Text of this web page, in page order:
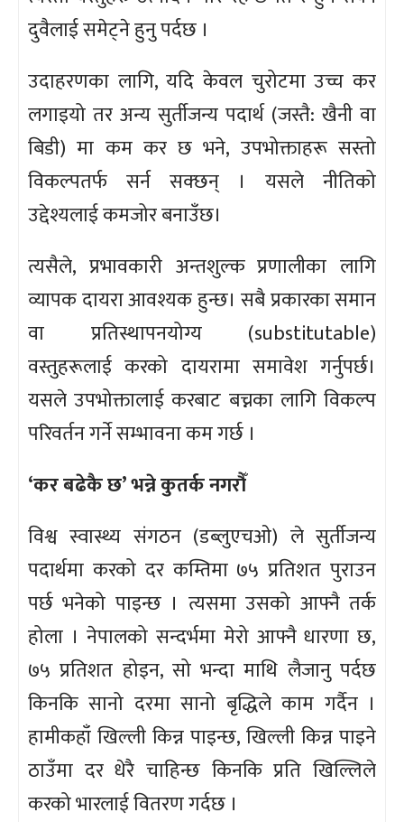
दुवैलाई समेट्ने हुनु पर्दछ ।
उदाहरणका लागि, यदि केवल चुरोटमा उच्च कर
लगाइयो तर अन्य सुर्तीजन्य पदार्थ (जस्तै: खैनी वा
बिडी) मा कम कर छ भने, उपभोक्ताहरू सस्तो
विकल्पतर्फ सर्न सक्छन् । यसले नीतिको
उद्देश्यलाई कमजोर बनाउँछ।
त्यसैले, प्रभावकारी अन्तशुल्क प्रणालीका लागि
व्यापक दायरा आवश्यक हुन्छ। सबै प्रकारका समान
वा प्रतिस्थापनयोग्य (substitutable)
वस्तुहरूलाई करको दायरामा समावेश गर्नुपर्छ।
यसले उपभोक्तालाई करबाट बच्नका लागि विकल्प
परिवर्तन गर्ने सम्भावना कम गर्छ ।
‘कर बढेकै छ’ भन्ने कुतर्क नगरौँ
विश्व स्वास्थ्य संगठन (डब्लुएचओ) ले सुर्तीजन्य
पदार्थमा करको दर कम्तिमा ७५ प्रतिशत पुराउन
पर्छ भनेको पाइन्छ । त्यसमा उसको आफ्नै तर्क
होला । नेपालको सन्दर्भमा मेरो आफ्नै धारणा छ,
७५ प्रतिशत होइन, सो भन्दा माथि लैजानु पर्दछ
किनकि सानो दरमा सानो बृद्धिले काम गर्दैन ।
हामीकहाँ खिल्ली किन्न पाइन्छ, खिल्ली किन्न पाइने
ठाउँमा दर धेरै चाहिन्छ किनकि प्रति खिल्लिले
करको भारलाई वितरण गर्दछ ।